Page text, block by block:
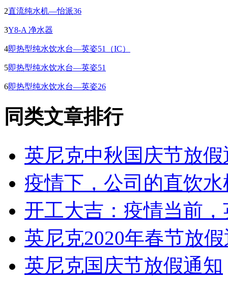
2直流纯水机—怡派36
3Y8-A 净水器
4即热型纯水饮水台—英姿51（IC）
5即热型纯水饮水台—英姿51
6即热型纯水饮水台—英姿26
同类文章排行
英尼克中秋国庆节放假
疫情下，公司的直饮
开工大吉：疫情当前
英尼克2020年春节放
英尼克国庆节放假通知